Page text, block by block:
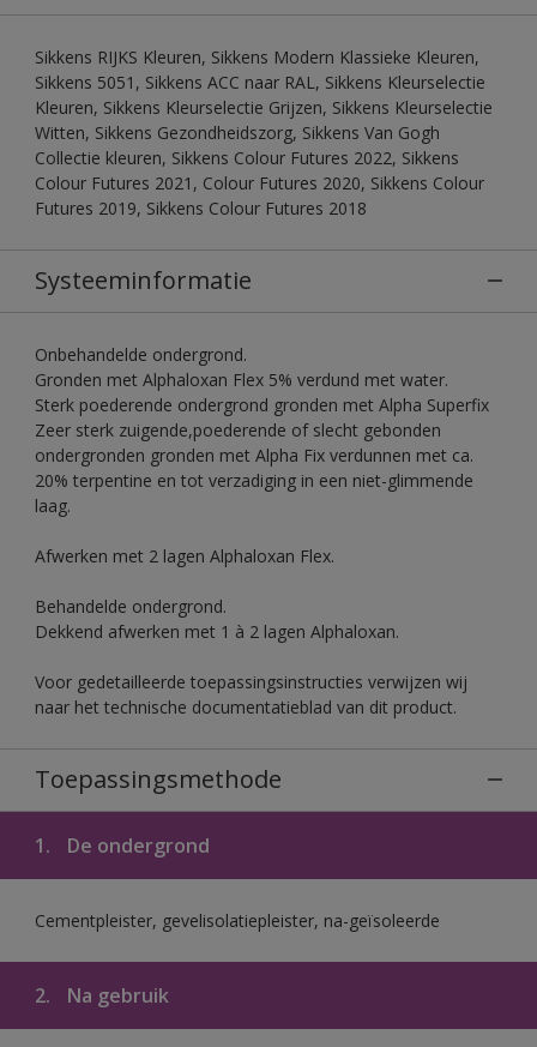
Sikkens RIJKS Kleuren, Sikkens Modern Klassieke Kleuren,
Sikkens 5051, Sikkens ACC naar RAL, Sikkens Kleurselectie
Kleuren, Sikkens Kleurselectie Grijzen, Sikkens Kleurselectie
Witten, Sikkens Gezondheidszorg, Sikkens Van Gogh
Collectie kleuren, Sikkens Colour Futures 2022, Sikkens
Colour Futures 2021, Colour Futures 2020, Sikkens Colour
Futures 2019, Sikkens Colour Futures 2018
Systeeminformatie
Onbehandelde ondergrond.
Gronden met Alphaloxan Flex 5% verdund met water.
Sterk poederende ondergrond gronden met Alpha Superfix
Zeer sterk zuigende,poederende of slecht gebonden
ondergronden gronden met Alpha Fix verdunnen met ca.
20% terpentine en tot verzadiging in een niet-glimmende
laag.
Afwerken met 2 lagen Alphaloxan Flex.
Behandelde ondergrond.
Dekkend afwerken met 1 à 2 lagen Alphaloxan.
Voor gedetailleerde toepassingsinstructies verwijzen wij
naar het technische documentatieblad van dit product.
Toepassingsmethode
1. De ondergrond
Cementpleister, gevelisolatiepleister, na-geïsoleerde
2. Na gebruik